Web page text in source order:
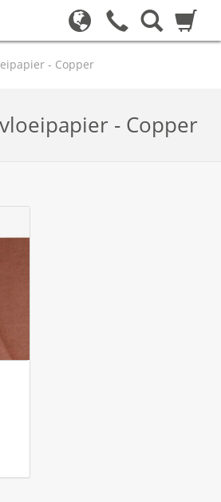
- Copper
- Copper